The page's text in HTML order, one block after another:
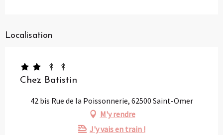
Localisation
Chez Batistin
42 bis Rue de la Poissonnerie, 62500 Saint-Omer
M'y rendre
J'y vais en train !